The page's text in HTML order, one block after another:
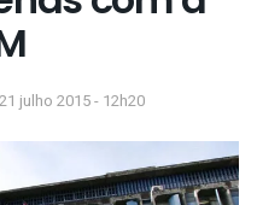
21 julho 2015 - 12h20